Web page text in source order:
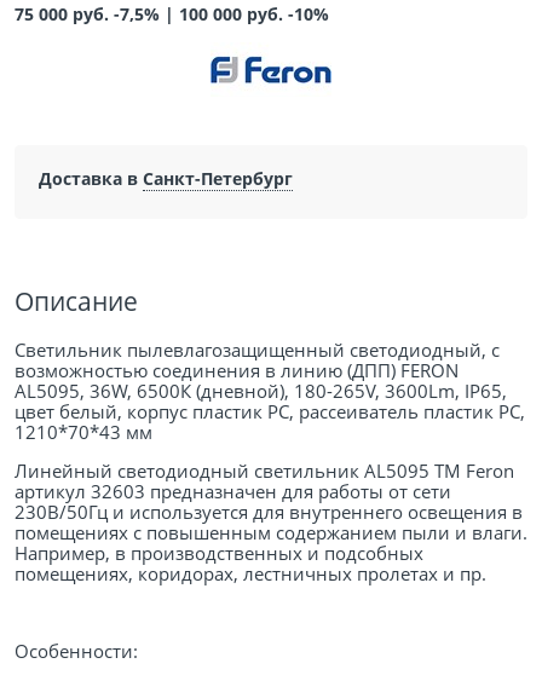
75 000 руб. -7,5% | 100 000 руб. -10%
Доставка в Санкт-Петербург
Описание
Светильник пылевлагозащищенный светодиодный, с
возможностью соединения в линию (ДПП) FERON
AL5095, 36W, 6500К (дневной), 180-265V, 3600Lm, IP65,
цвет белый, корпус пластик PC, рассеиватель пластик PC,
1210*70*43 мм
Линейный светодиодный светильник AL5095 ТМ Feron
артикул 32603 предназначен для работы от сети
230В/50Гц и используется для внутреннего освещения в
помещениях с повышенным содержанием пыли и влаги.
Например, в производственных и подсобных
помещениях, коридорах, лестничных пролетах и пр.
Особенности: